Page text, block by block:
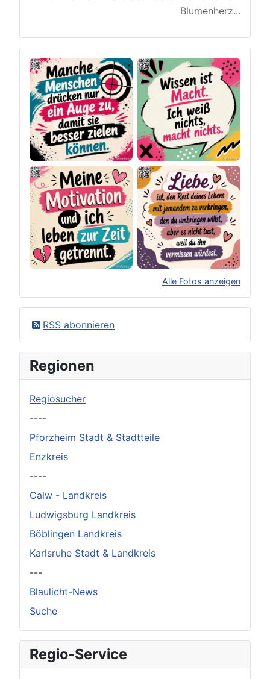
Blumenherz...
Alle Fotos anzeigen
RSS abonnieren
Regionen
Regiosucher
----
Pforzheim Stadt & Stadtteile
Enzkreis
----
Calw - Landkreis
Ludwigsburg Landkreis
Böblingen Landkreis
Karlsruhe Stadt & Landkreis
---
Blaulicht-News
Suche
Regio-Service